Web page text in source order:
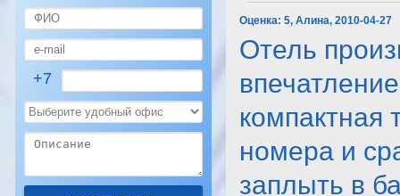
+7
Оценка:5, Алина, 2010-04-27
Отель
компактная
номера и
заплыть в